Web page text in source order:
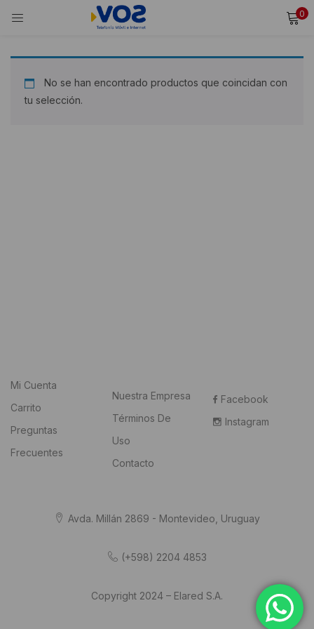
0
INICIAR SESIÓN
No se han encontrado productos que coincidan con
tu selección.
Mi Cuenta
Carrito
Preguntas
Frecuentes
Nuestra Empresa
Términos De
Uso
Contacto
Facebook
Instagram
Avda. Millán 2869 - Montevideo, Uruguay
(+598) 2204 4853
Copyright 2024 – Elared S.A.